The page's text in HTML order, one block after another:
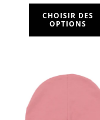
CHOISIR DES
OPTIONS